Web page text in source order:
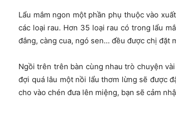
Lẩu mắm ngon một phần phụ thuộc vào
các loại rau. Hơn 35 loại rau có trong lẩu
đắng, càng cua, ngó sen… đều được chị đặt
Ngồi trên trên bàn cùng nhau trò chuyện
đợi quá lâu một nồi lẩu thơm lừng sẽ được
cho vào chén đưa lên miệng, bạn sẽ cảm